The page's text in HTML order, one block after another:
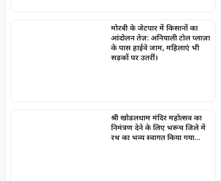
मोरबी के जेटपार में किसानों का
आंदोलन तेज़: अनियाली टोल प्लाज़ा
के पास हाईवे जाम, महिलाएं भी
सड़कों पर उतरीं।
श्री खोडलधाम मंदिर महोत्सव का
निमंत्रण देने के लिए भरूच जिले में
रथ का भव्य स्वागत किया गया…